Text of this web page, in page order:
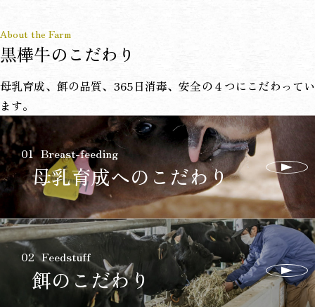
About the Farm
黒樺牛のこだわり
母乳育成、餌の品質、365日消毒、安全の４つにこだわってい
ます。
01 Breast-feeding
母乳育成へのこだわり
02 Feedstuff
餌のこだわり